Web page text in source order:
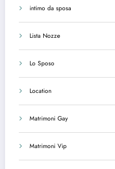
intimo da sposa
Lista Nozze
Lo Sposo
Location
Matrimoni Gay
Matrimoni Vip